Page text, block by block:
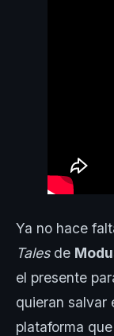
Ya no hace
Tales de
el presente
quieran salvar
plataforma